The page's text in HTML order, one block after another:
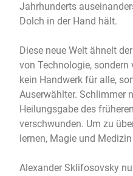
Jahrhunderts
Dolch in der Hand hält.
Diese neue Welt ähnelt
von Technologie,
kein Handwerk für alle,
Auserwählter. Schlimmer
Heilungsgabe des
verschwunden. Um zu
lernen, Magie und
Alexander Sklifosovsky